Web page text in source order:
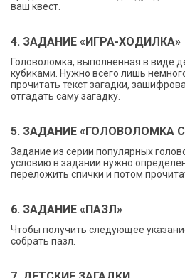
ваш квест.
4. ЗАДАНИЕ «ИГРА-ХОДИЛКА»
Головоломка, выполненная в виде
кубиками. Нужно всего лишь
прочитать текст загадки,
отгадать саму загадку.
5. ЗАДАНИЕ «ГОЛОВОЛОМКА
Задание из серии популярных
условию в задании нужно
переложить спички и потом
6. ЗАДАНИЕ «ПАЗЛ»
Чтобы получить следующее
собрать пазл.